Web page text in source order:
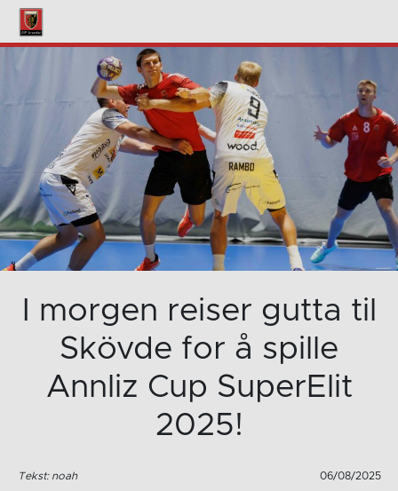
I morgen reiser gutta til
Skövde for å spille
Annliz Cup SuperElit
2025!
Tekst: noah 06/08/2025